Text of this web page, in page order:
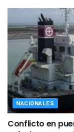
NACIONALES
Conflicto en